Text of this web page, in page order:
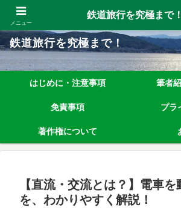
鉄道旅行を究極まで楽しむノウハウを、わかりやす
鉄道旅行を究極まで！
はじめに・注意事項 筆者
免責事項 プラ
著作権について
【直流・交流とは？】電車
を、わかりやすく解説！
メニュー
鉄道旅行を究極まで！